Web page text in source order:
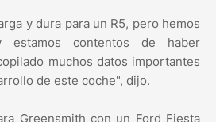
y dura para un R5, pero hemos
estamos contentos de haber
muchos datos importantes
de este coche", dijo.
Greensmith con un Ford Fiesta